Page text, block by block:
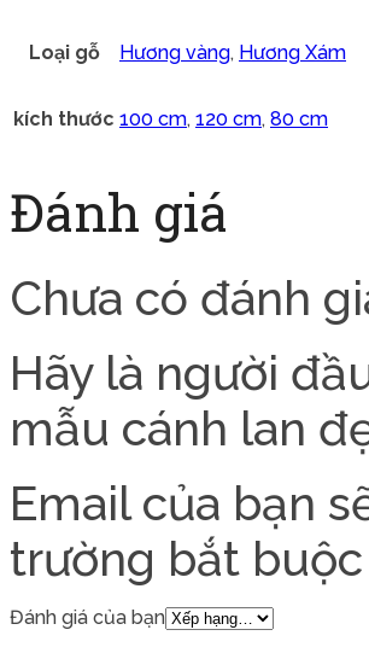
Loại gỗ Hương vàng, Hương Xám
kích thước 100 cm, 120 cm, 80 cm
Đánh giá
Chưa có đánh
Hãy là người
mẫu cánh lan
Email của bạn
trường bắt
Đánh giá của bạn